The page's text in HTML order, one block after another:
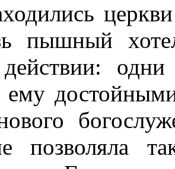
пышный
ему
позволяла